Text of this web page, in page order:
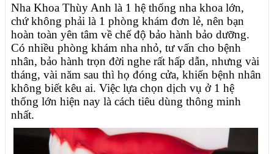
Nha Khoa Thùy Anh là 1 hệ thống nha khoa lớn,
chứ không phải là 1 phòng khám đơn lẻ, nên bạn
hoàn toàn yên tâm về chế độ bảo hành bảo dưỡng.
Có nhiều phòng khám nha nhỏ, tư vấn cho bệnh
nhân, bảo hành trọn đời nghe rất hấp dẫn, nhưng vài
tháng, vài năm sau thì họ đóng cửa, khiến bệnh nhân
không biết kêu ai. Việc lựa chọn dịch vụ ở 1 hệ
thống lớn hiện nay là cách tiêu dùng thông minh
nhất.